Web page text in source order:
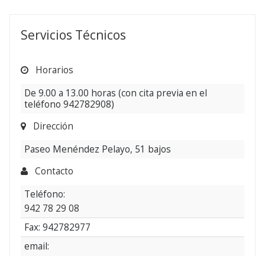
Servicios Técnicos
Horarios
De 9.00 a 13.00 horas (con cita previa en el
teléfono 942782908)
Dirección
Paseo Menéndez Pelayo, 51 bajos
Contacto
Teléfono:
942 78 29 08
Fax: 942782977
email: